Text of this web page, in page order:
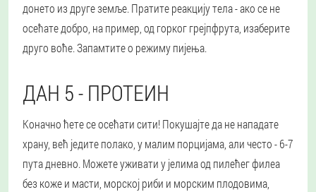
донето из друге земље. Пратите реакцију тела - ако се не
осећате добро, на пример, од горког грејпфрута, изаберите
друго воће. Запамтите о режиму пијења.
ДАН 5 - ПРОТЕИН
Коначно ћете се осећати сити! Покушајте да не нападате
храну, већ једите полако, у малим порцијама, али често - 6-7
пута дневно. Можете уживати у јелима од пилећег филеа
без коже и масти, морској риби и морским плодовима,